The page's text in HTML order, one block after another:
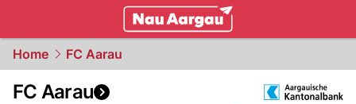
Home FC Aarau
FC Aarau